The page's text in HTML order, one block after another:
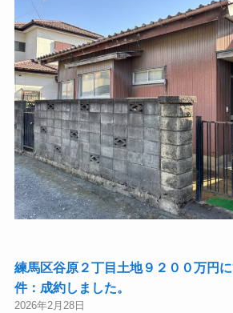
練馬区谷原２丁目土地９２００万円
件：成約しました。
2026年2月28日